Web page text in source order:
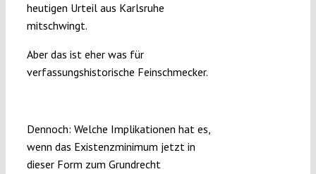
heutigen Urteil aus Karlsruhe
mitschwingt.
Aber das ist eher was für
verfassungshistorische Feinschmecker.
Dennoch: Welche Implikationen hat es,
wenn das Existenzminimum jetzt in
dieser Form zum Grundrecht